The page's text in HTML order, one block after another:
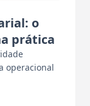
o
prática
operacional